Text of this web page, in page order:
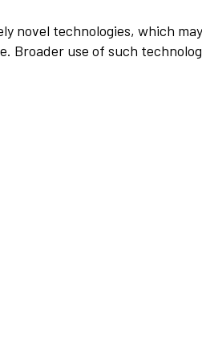
novel technologies, which
use of such